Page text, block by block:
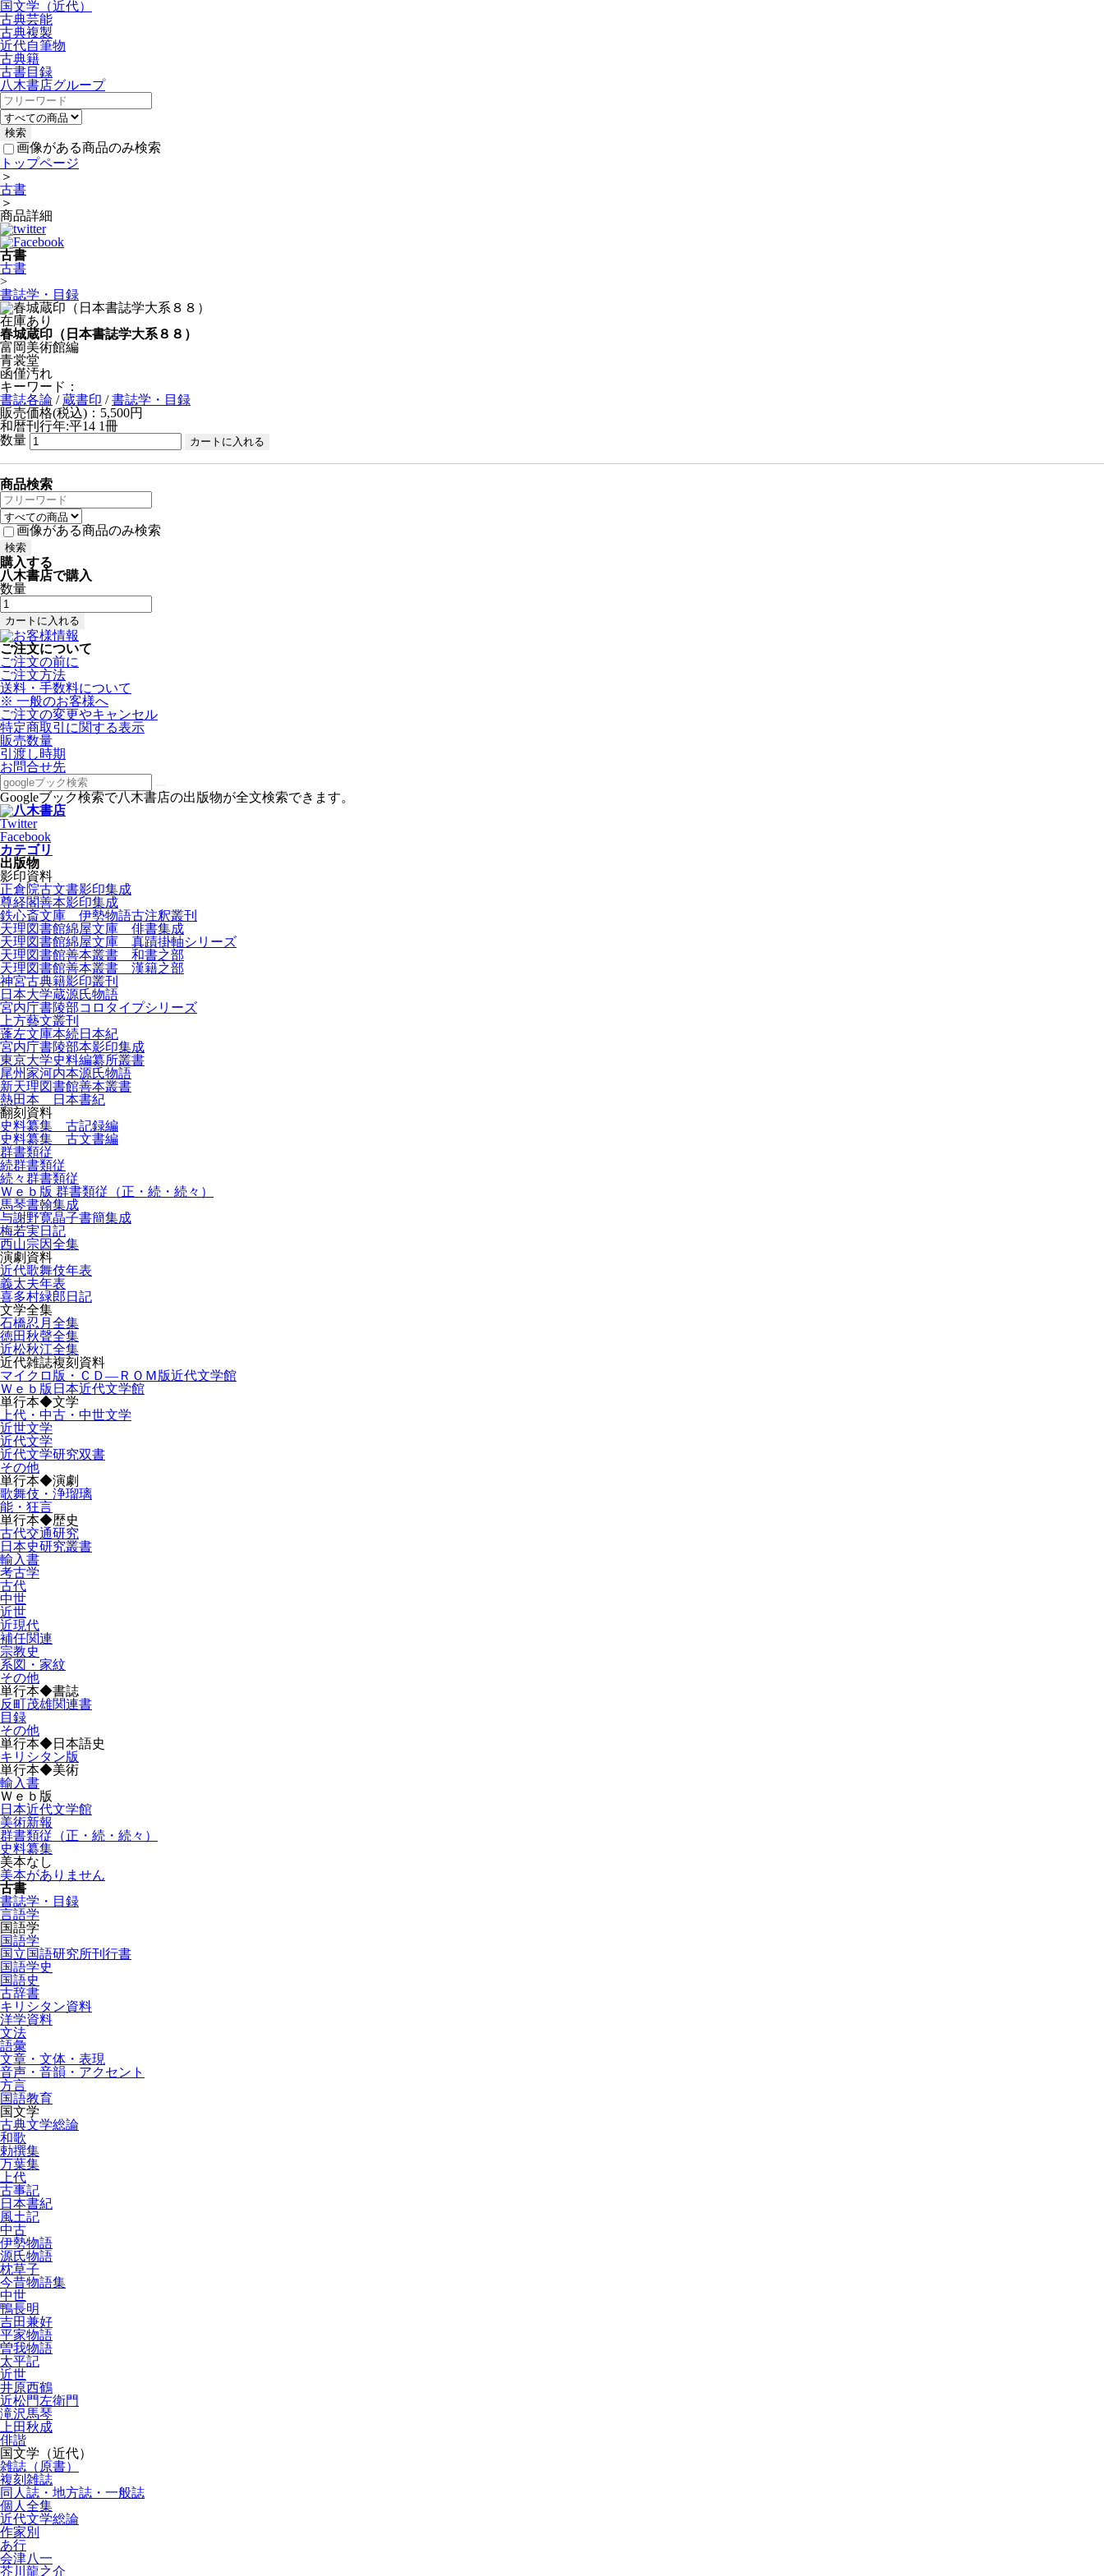
国文学（近代）
古典芸能
古典複製
近代自筆物
古典籍
古書目録
八木書店グループ
画像がある商品のみ検索
トップページ
＞
古書
＞
商品詳細
古書
古書
>
書誌学・目録
在庫あり
春城蔵印（日本書誌学大系８８）
富岡美術館編
青裳堂
函僅汚れ
キーワード：
書誌各論 /蔵書印 /書誌学・目録
販売価格(税込)：5,500円
和暦刊行年:平14 1冊
数量
商品検索
画像がある商品のみ検索
購入する
八木書店で購入
数量
ご注文について
ご注文の前に
ご注文方法
送料・手数料について
※ 一般のお客様へ
ご注文の変更やキャンセル
特定商取引に関する表示
販売数量
引渡し時期
お問合せ先
Googleブック検索で八木書店の出版物が全文検索できます。
Twitter
Facebook
カテゴリ
出版物
影印資料
正倉院古文書影印集成
尊経閣善本影印集成
鉄心斎文庫 伊勢物語古注釈叢刊
天理図書館綿屋文庫 俳書集成
天理図書館綿屋文庫 真蹟掛軸シリーズ
天理図書館善本叢書 和書之部
天理図書館善本叢書 漢籍之部
神宮古典籍影印叢刊
日本大学蔵源氏物語
宮内庁書陵部コロタイプシリーズ
上方藝文叢刊
蓬左文庫本続日本紀
宮内庁書陵部本影印集成
東京大学史料編纂所叢書
尾州家河内本源氏物語
新天理図書館善本叢書
熱田本 日本書紀
翻刻資料
史料纂集 古記録編
史料纂集 古文書編
群書類従
続群書類従
続々群書類従
Ｗｅｂ版 群書類従（正・続・続々）
馬琴書翰集成
与謝野寛晶子書簡集成
梅若実日記
西山宗因全集
演劇資料
近代歌舞伎年表
義太夫年表
喜多村緑郎日記
文学全集
石橋忍月全集
徳田秋聲全集
近松秋江全集
近代雑誌複刻資料
マイクロ版・ＣＤ―ＲＯＭ版近代文学館
Ｗｅｂ版日本近代文学館
単行本◆文学
上代・中古・中世文学
近世文学
近代文学
近代文学研究双書
その他
単行本◆演劇
歌舞伎・浄瑠璃
能・狂言
単行本◆歴史
古代交通研究
日本史研究叢書
輸入書
考古学
古代
中世
近世
近現代
補任関連
宗教史
系図・家紋
その他
単行本◆書誌
反町茂雄関連書
目録
その他
単行本◆日本語史
キリシタン版
単行本◆美術
輸入書
Ｗｅｂ版
日本近代文学館
美術新報
群書類従（正・続・続々）
史料纂集
美本なし
美本がありません
古書
書誌学・目録
言語学
国語学
国語学
国立国語研究所刊行書
国語学史
国語史
古辞書
キリシタン資料
洋学資料
文法
語彙
文章・文体・表現
音声・音韻・アクセント
方言
国語教育
国文学
古典文学総論
和歌
勅撰集
万葉集
上代
古事記
日本書紀
風土記
中古
伊勢物語
源氏物語
枕草子
今昔物語集
中世
鴨長明
吉田兼好
平家物語
曽我物語
太平記
近世
井原西鶴
近松門左衛門
滝沢馬琴
上田秋成
俳諧
国文学（近代）
雑誌（原書）
複刻雑誌
同人誌・地方誌・一般誌
個人全集
近代文学総論
作家別
あ行
会津八一
芥川龍之介